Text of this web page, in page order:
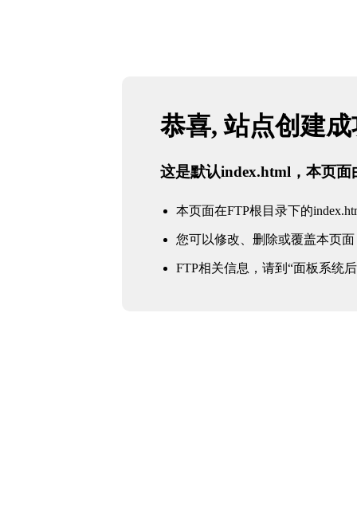
恭喜, 站点创建
这是默认index.html，本页面
本页面在FTP根目录下的
您可以修改、删除或覆盖本页面
FTP相关信息，请到“面板系统